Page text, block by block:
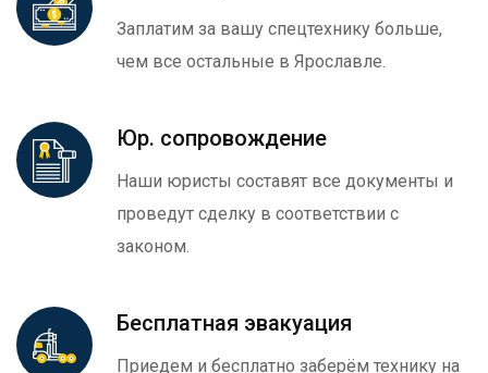
Заплатим за вашу спецтехнику больше,
чем все остальные в Ярославле.
Юр. сопровождение
Наши юристы составят все документы и
проведут сделку в соответствии с
законом.
Бесплатная эвакуация
Приедем и бесплатно заберём технику на